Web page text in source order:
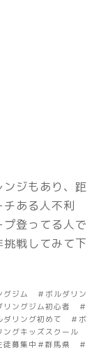
ジもあり、距
ある人不利
登ってる人で
戦してみて下
ジム ＃ボルダリン
ングジム初心者 ＃
ダリング初めて ＃ボ
グキッズスクール
募集中＃群馬県 ＃